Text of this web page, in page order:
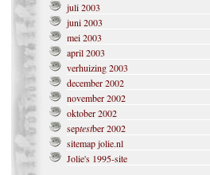
juli 2003
juni 2003
mei 2003
april 2003
verhuizing 2003
december 2002
november 2002
oktober 2002
septestber 2002
sitemap jolie.nl
Jolie's 1995-site